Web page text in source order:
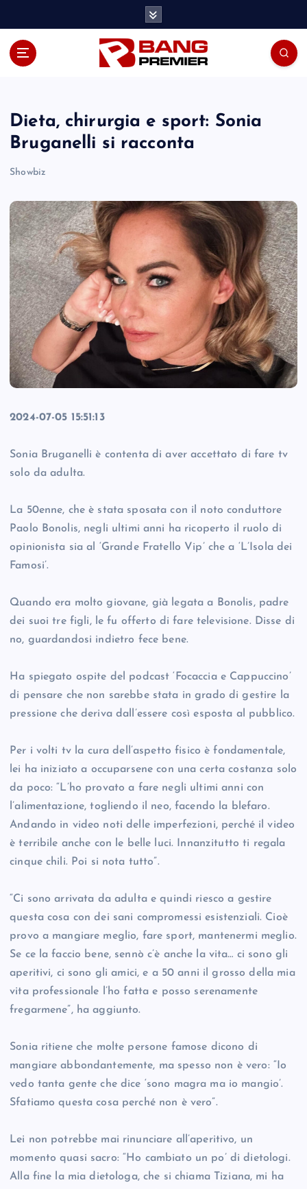
Dieta, chirurgia e sport: Sonia
Bruganelli si racconta
Showbiz
2024-07-05 15:51:13
Sonia Bruganelli è contenta di aver accettato di fare tv
solo da adulta.
La 50enne, che è stata sposata con il noto conduttore
Paolo Bonolis, negli ultimi anni ha ricoperto il ruolo di
opinionista sia al ‘Grande Fratello Vip’ che a ‘L’Isola dei
Famosi’.
Quando era molto giovane, già legata a Bonolis, padre
dei suoi tre figli, le fu offerto di fare televisione. Disse di
no, guardandosi indietro fece bene.
Ha spiegato ospite del podcast ‘Focaccia e Cappuccino’
di pensare che non sarebbe stata in grado di gestire la
pressione che deriva dall’essere così esposta al pubblico.
Per i volti tv la cura dell’aspetto fisico è fondamentale,
lei ha iniziato a occuparsene con una certa costanza solo
da poco: “L’ho provato a fare negli ultimi anni con
l’alimentazione, togliendo il neo, facendo la blefaro.
Andando in video noti delle imperfezioni, perché il video
è terribile anche con le belle luci. Innanzitutto ti regala
cinque chili. Poi si nota tutto”.
“Ci sono arrivata da adulta e quindi riesco a gestire
questa cosa con dei sani compromessi esistenziali. Cioè
provo a mangiare meglio, fare sport, mantenermi meglio.
Se ce la faccio bene, sennò c’è anche la vita… ci sono gli
aperitivi, ci sono gli amici, e a 50 anni il grosso della mia
vita professionale l’ho fatta e posso serenamente
fregarmene”, ha aggiunto.
Sonia ritiene che molte persone famose dicono di
mangiare abbondantemente, ma spesso non è vero: “Io
vedo tanta gente che dice ‘sono magra ma io mangio’.
Sfatiamo questa cosa perché non è vero”.
Lei non potrebbe mai rinunciare all’aperitivo, un
momento quasi sacro: “Ho cambiato un po’ di dietologi.
Alla fine la mia dietologa, che si chiama Tiziana, mi ha